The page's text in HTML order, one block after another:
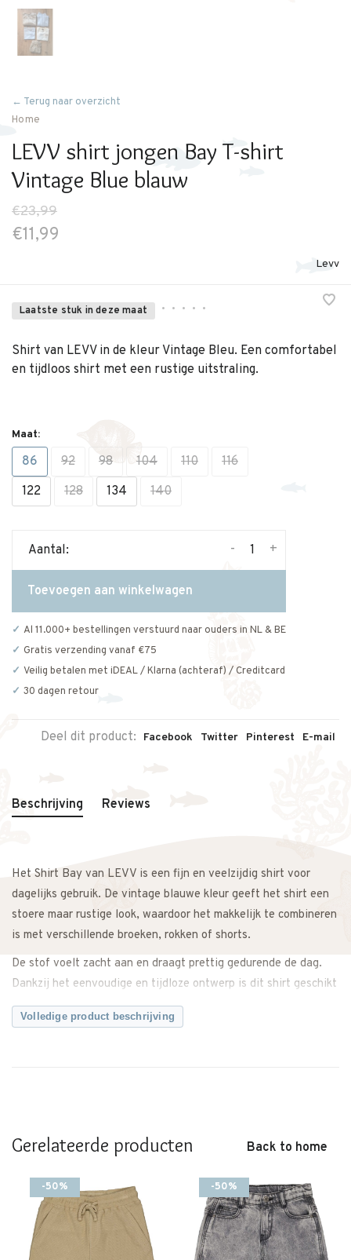
← Terug naar overzicht
Home
LEVV shirt jongen Bay T-shirt
Vintage Blue blauw
€23,99
€11,99
Levv
Laatste stuk in deze maat • • • • •
Shirt van LEVV in de kleur Vintage Bleu. Een comfortabel
en tijdloos shirt met een rustige uitstraling.
Maat:
86 92 98 104 110
116
122
128 134 140
Aantal: +
-
Toevoegen aan winkelwagen
Al 11.000+ bestellingen verstuurd naar ouders in NL & BE
Gratis verzending vanaf €75
Veilig betalen met iDEAL / Klarna (achteraf) / Creditcard
30 dagen retour
Deel dit product: Facebook Twitter Pinterest E-mail
Beschrijving Reviews
Het Shirt Bay van LEVV is een fijn en veelzijdig shirt voor
dagelijks gebruik. De vintage blauwe kleur geeft het shirt een
stoere maar rustige look, waardoor het makkelijk te combineren
is met verschillende broeken, rokken of shorts.
De stof voelt zacht aan en draagt prettig gedurende de dag.
Dankzij het eenvoudige en tijdloze ontwerp is dit shirt geschikt
voor school, vrije tijd en ontspannen momenten thuis.
Specificaties:
– Kleur: Vintage Bleu
Volledige product beschrijving
Gerelateerde producten Back to home
-50% -50%